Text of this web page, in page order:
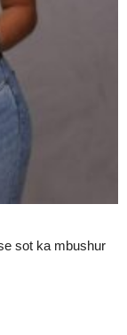
sot ka mbushur